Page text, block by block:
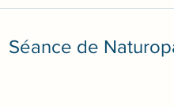
Séance de